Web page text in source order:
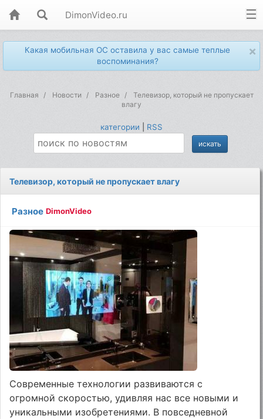
DimonVideo.ru
×
Какая мобильная ОС оставила у вас самые теплые
воспоминания?
Главная Новости Разное
Телевизор, который не пропускает
влагу
категории RSS
Телевизор, который не пропускает влагу
Разное DimonVideo
Современные технологии развиваются с
огромной скоростью, удивляя нас все новыми и
уникальными изобретениями. В повседневной